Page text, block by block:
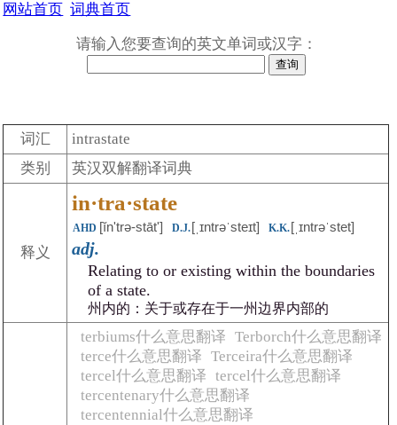
网站首页 词典首页
请输入您要查询的英文单词或汉字：
词汇
intrastate
类别
英汉双解翻译词典
释义
in·tra·state
AHD [ĭn'trə-stātʹ] D.J.[ˌɪntrəˈsteɪt] K.K.[ˌɪntrəˈstet]
adj.
Relating to or existing within the boundaries
of a state.
州内的：关于或存在于一州边界内部的
terbiums什么意思翻译 Terborch什么意思翻译
terce什么意思翻译 Terceira什么意思翻译
tercel什么意思翻译 tercel什么意思翻译
tercentenary什么意思翻译
tercentennial什么意思翻译